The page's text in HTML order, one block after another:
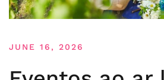
JUNE 16, 2026